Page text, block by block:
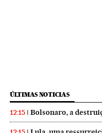
ÚLTIMAS NOTICIAS
12:15 Bolsonaro, a